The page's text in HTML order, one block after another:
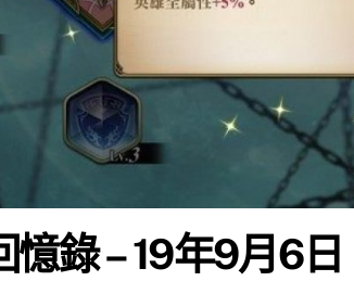
憶錄 – 19年9月6日